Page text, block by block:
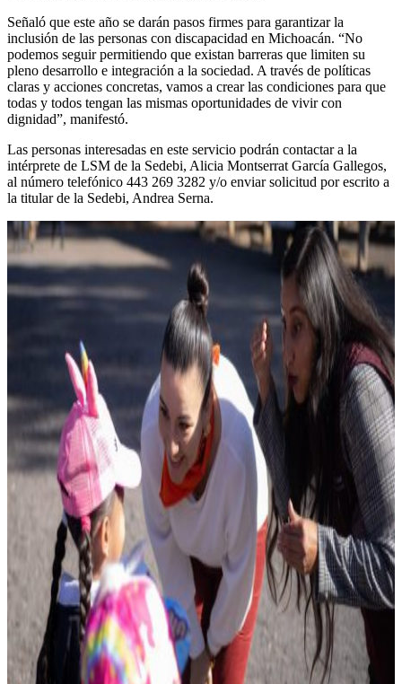
Señaló que este año se darán pasos firmes para garantizar la
inclusión de las personas con discapacidad en Michoacán. “No
podemos seguir permitiendo que existan barreras que limiten su
pleno desarrollo e integración a la sociedad. A través de políticas
claras y acciones concretas, vamos a crear las condiciones para que
todas y todos tengan las mismas oportunidades de vivir con
dignidad”, manifestó.
Las personas interesadas en este servicio podrán contactar a la
intérprete de LSM de la Sedebi, Alicia Montserrat García Gallegos,
al número telefónico 443 269 3282 y/o enviar solicitud por escrito a
la titular de la Sedebi, Andrea Serna.